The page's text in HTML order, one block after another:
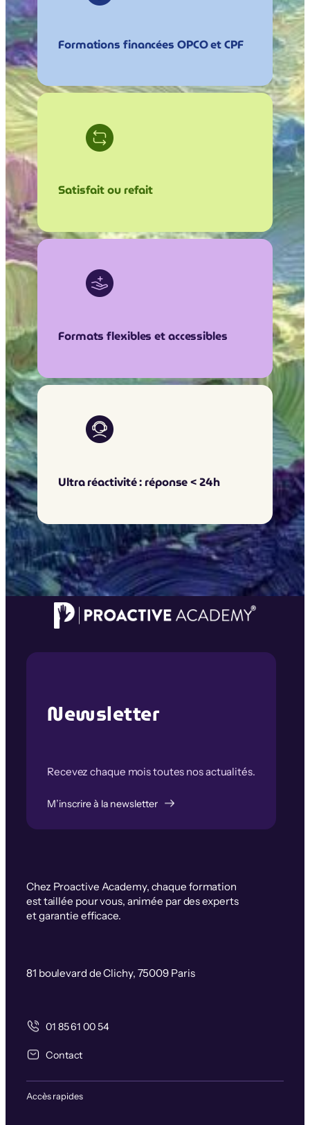
Formations financées OPCO et CPF
Satisfait ou refait
Formats flexibles et accessibles
Ultra réactivité : réponse < 24h
Newsletter
Recevez chaque mois toutes nos actualités.
M’inscrire à la newsletter
Chez Proactive Academy, chaque formation
est taillée pour vous, animée par des experts
et garantie efficace.
81 boulevard de Clichy, 75009 Paris
01 85 61 00 54
Contact
Accès rapides